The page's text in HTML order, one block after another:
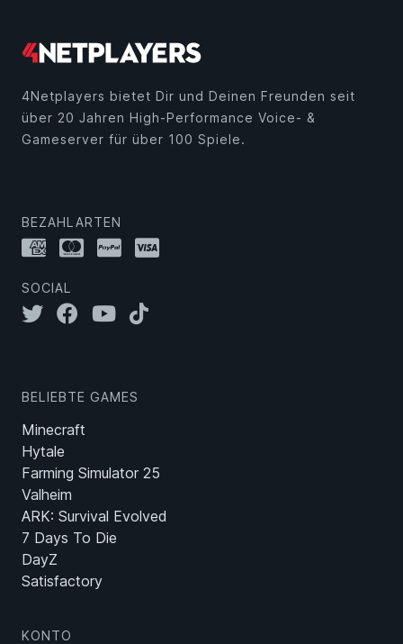
4Netplayers bietet Dir und Deinen Freunden seit
über 20 Jahren High-Performance Voice- &
Gameserver für über 100 Spiele.
BEZAHLARTEN
SOCIAL
BELIEBTE GAMES
Minecraft
Hytale
Farming Simulator 25
Valheim
ARK: Survival Evolved
7 Days To Die
DayZ
Satisfactory
KONTO